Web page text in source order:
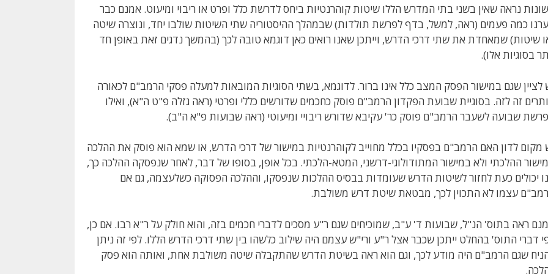
נראה שאין בשני בתי המדרש הללו שיטות קוהרנטיות ביחס לדרשת כלל ופרט או ריבוי ומיעוט. אמנם כבר
כמה פעמים (ראה, למשל, בדף לפרשת תולדות) שבמהלך ההיסטוריה שתי השיטות שולבו יחד, ונוצרה שיטה
שיטות) שמאחדת את שתי דרכי הדרש, וייתכן שאנו רואים כאן דוגמא טובה לכך (בהמשך נדגים זאת באופן חד
בסוגיות אלו).
לציין שגם במישור הפסק המצב כלל אינו ברור. לדוגמא, בשתי הסוגיות המובאות למעלה פסקי הרמב"ם לכאורה
זה לזה. בסוגיית שבועת הפקדון הרמב"ם פוסק כחכמים שדורשים כללי ופרטי (ראה גזלה פ"ט ה"א), ואילו
שבועה לשעבר הרמב"ם פוסק כר' עקיבא שדורש ריבויי ומיעוטי (ראה שבועות פ"א ה"ב).
מקום לדון האם הרמב"ם בפסקיו בכלל מחוייב לקוהרנטיות במישור של דרכי הדרש, או שמא הוא פוסק את ההלכה
ההלכתי ולא במישור המתודולוגי-דרשני, המטא-הלכתי. בכל אופן, בסופו של דבר, לאחר שנפסקה ההלכה כך,
יכולים כעת לחזור לשיטות הדרש שעומדות בבסיס ההלכות שנפסקו, וההלכה הפסוקה כשלעצמה, גם אם
עצמו לא התכוין לכך, מבטאת שיטת דרש משולבת.
ראה בתוס' הנ"ל, שבועות ד' ע"ב, שמוכיחים שגם ר"ע מסכים לדברי חכמים בזה, והוא חולק על ר"א רבו. אם כן,
דברי התוס' בהחלט ייתכן שכבר אצל ר"ע ורי"ש עצמם היה שילוב כלשהו בין שתי דרכי הדרש הללו. לפי זה ניתן
שגם הרמב"ם היה מודע לכך, וגם הוא ראה בשיטת הדרש שהתקבלה שיטה משולבת אחת, ואותה הוא פסק